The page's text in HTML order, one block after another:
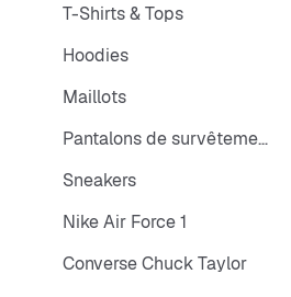
T-Shirts & Tops
Hoodies
Maillots
Pantalons de survêtements
Sneakers
Nike Air Force 1
Converse Chuck Taylor